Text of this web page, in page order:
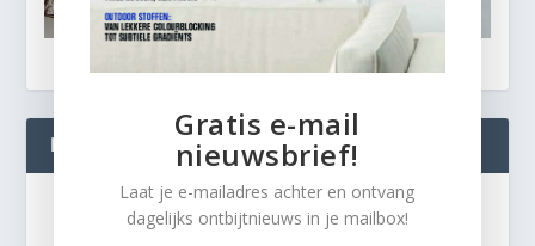
BLIJF OP DE HOOGTE!
Gratis
Gratis e-mail
nieuwsbrief!
Laat je e-mailadres achter en ontvang
dagelijks ontbijtnieuws in je mailbox!